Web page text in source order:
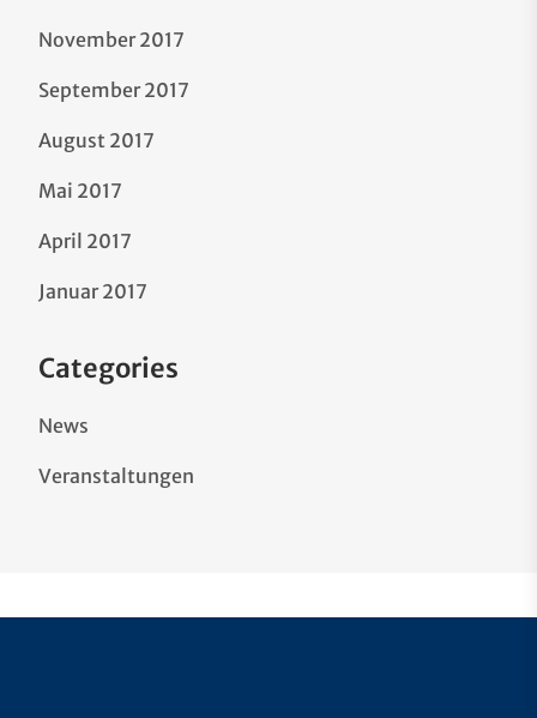
November 2017
September 2017
August 2017
Mai 2017
April 2017
Januar 2017
Categories
News
Veranstaltungen